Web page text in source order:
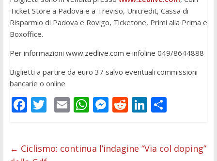
Ticket Store a Padova e a Treviso, Unicredit, Cassa di
Risparmio di Padova e Rovigo, Ticketone, Primi alla Prima e
Boxoffice.
Per informazioni www.zedlive.com e infoline 049/8644888
Biglietti a partire da euro 37 salvo eventuali commissioni
bancarie o online
F
b
T
er
E
l
W
s
M
e
R
di
Li
e
C
di
← Ciclismo: continua l’indagine “Via col doping”